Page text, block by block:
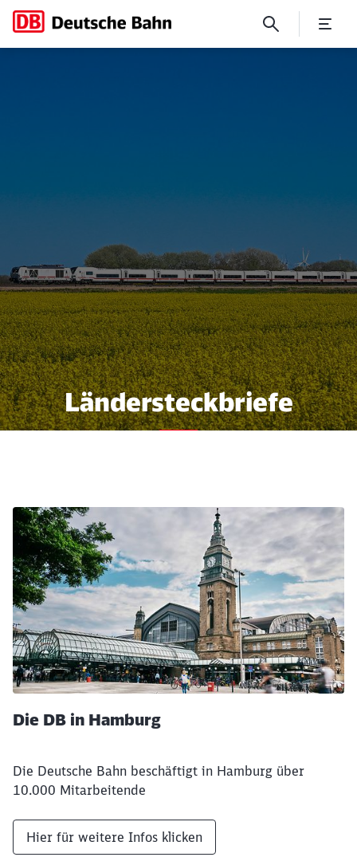
Ländersteckbriefe
Die DB in Hamburg
Die Deutsche Bahn beschäftigt in Hamburg über
10.000 Mitarbeitende
Hier für weitere Infos klicken